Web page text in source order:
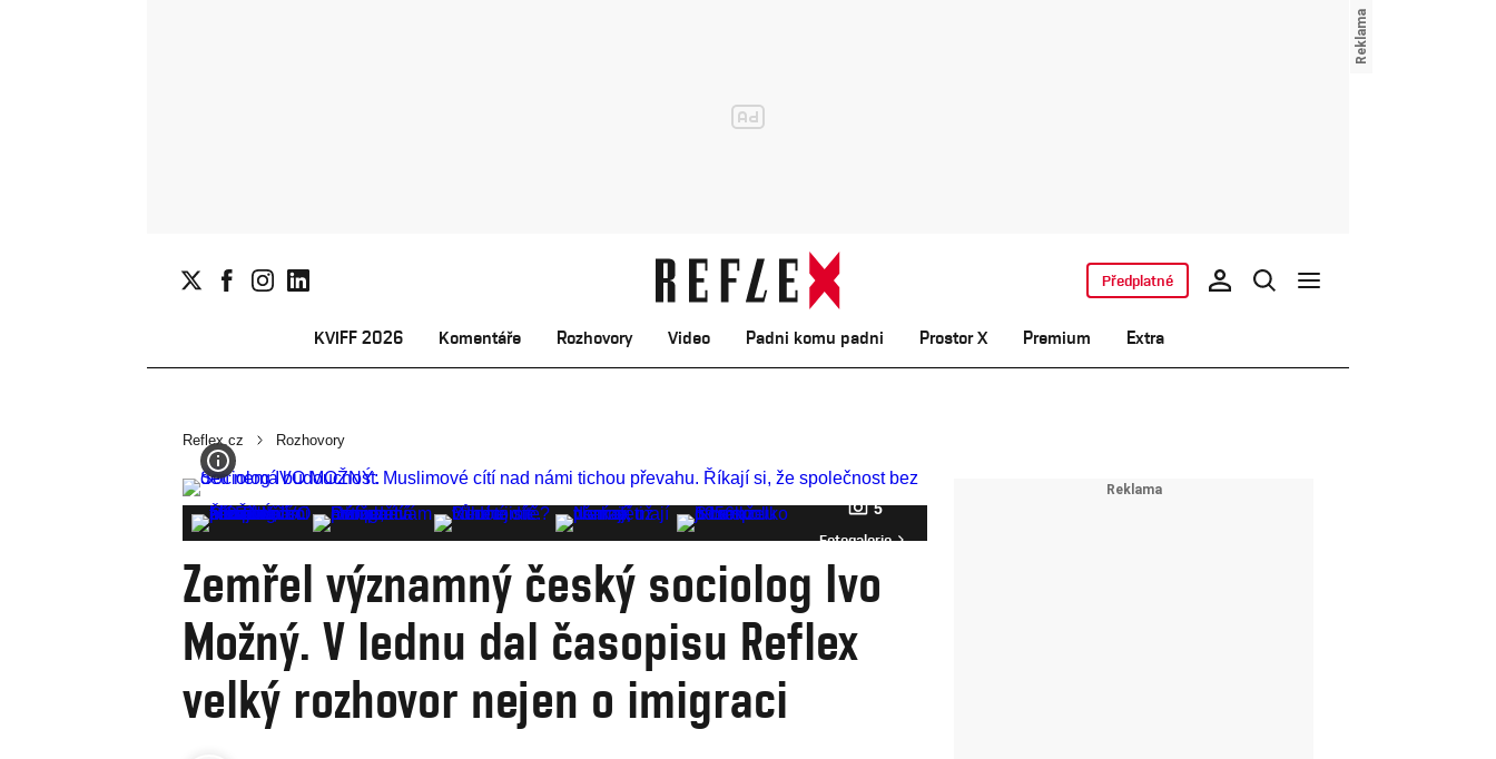
KVIFF 2026 Komentáře Rozhovory Video Padni komu padni Prostor X Premium Extra
Předplatné
Reflex.cz Rozhovory
5
Fotogalerie
Zemřel významný český sociolog Ivo
Možný. V lednu dal časopisu Reflex
velký rozhovor nejen o imigraci